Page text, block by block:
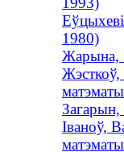
1980)
Жарына,
Жэсткоў,
Загарын,
Іваноў,